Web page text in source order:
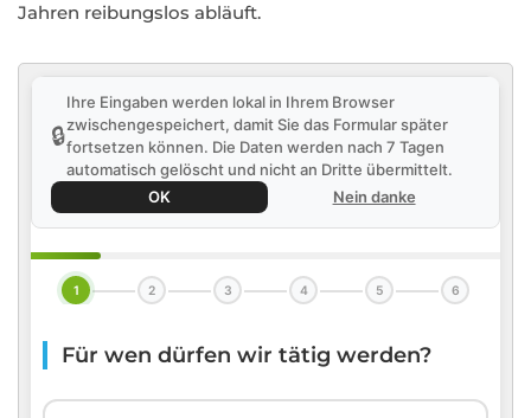
Jahren reibungslos abläuft.
🔒
Ihre Eingaben werden lokal in Ihrem Browser
zwischengespeichert, damit Sie das Formular später
fortsetzen können. Die Daten werden nach 7 Tagen
automatisch gelöscht und nicht an Dritte übermittelt.
OK
Nein danke
1 2 3 4 5 6
Für wen dürfen wir tätig werden?